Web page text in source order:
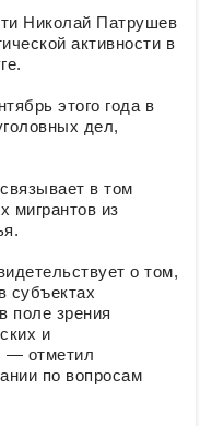
Николай Патрушев
активности в
этого года в
дел,
в том
мигрантов из
о том,
субъектах
поле зрения
и
— отметил
по вопросам